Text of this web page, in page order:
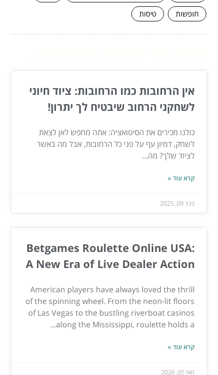
חופשות
טיסות
אין הרחובות כמו הרחובות: ציוד חיוני
לשחקני הרחוב שיבטיח לך יתרון!
כולנו מכירים את הסיטואציה: אתה מחפש לאן לצאת
לשחק, דמיון עף על פני כל הרחובות, אבל מה באשר
לציוד שלך? מה...
קרא עוד »
פבר 09, 2025
Betgames Roulette Online USA:
A New Era of Live Dealer Action
American players have always loved the thrill
of the spinning wheel. From the neon-lit floors
of Las Vegas to the bustling riverboat casinos
along the Mississippi, roulette holds a...
קרא עוד »
מאי 05, 2026